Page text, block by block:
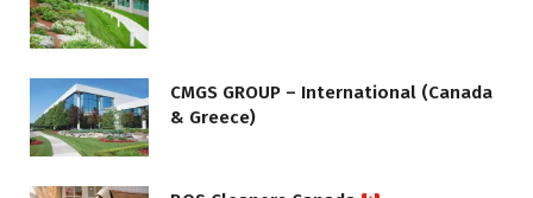
CMGS GROUP – International (Canada
& Greece)